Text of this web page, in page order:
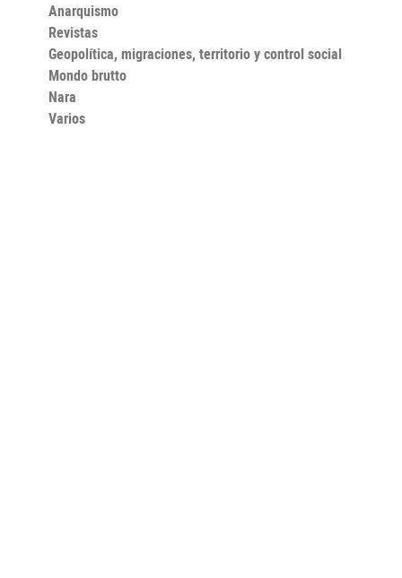
Anarquismo
Revistas
Geopolítica, migraciones, territorio y control social
Mondo brutto
Nara
Varios